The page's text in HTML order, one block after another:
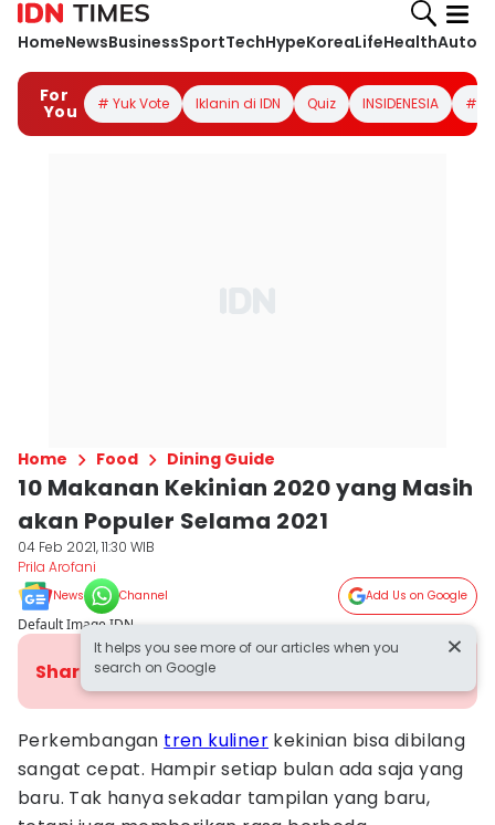
HomeNewsBusinessSportTechHypeKoreaLifeHealth
For
You # Yuk Vote Iklanin di IDN Quiz INSIDENESIA
Home Food Dining Guide
10 Makanan Kekinian 2020 yang Masih
akan Populer Selama 2021
04 Feb 2021, 11:30 WIB
Prila Arofani
News Channel Add Us on Google
It helps you see more of our articles when you
search on Google
Default Image IDN
Share Article
Perkembangan tren kuliner kekinian bisa dibilang
sangat cepat. Hampir setiap bulan ada saja yang
baru. Tak hanya sekadar tampilan yang baru,